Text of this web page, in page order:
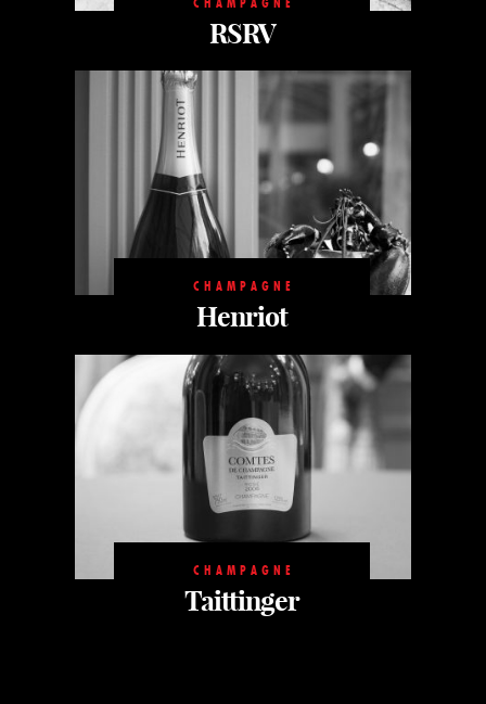
RSRV
CHAMPAGNE
Henriot
CHAMPAGNE
Taittinger